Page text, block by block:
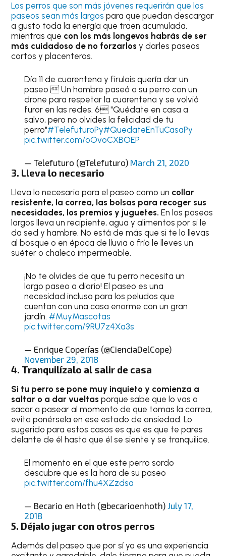
Los perros que son más jóvenes requerirán que los
paseos sean más largospara que puedan descargar
a gusto toda la energía que traen acumulada,
mientras que con los más longevos habrás de ser
más cuidadoso de no forzarlosy darles paseos
cortos y placenteros.
Día 11 de cuarentena y firulais quería dar un
paseo  Un hombre paseó a su perro con un
drone para respetar la cuarentena y se volvió
furor en las redes. 6 "Quédate en casa a
salvo, pero no olvides la felicidad de tu
perro"#TelefuturoPy#QuedateEnTuCasaPy
pic.twitter.com/oOvoCXBOEP
— Telefuturo (@Telefuturo) March 21, 2020
3. Lleva lo necesario
Lleva lo necesario para el paseo como un collar
resistente, la correa, las bolsas para recoger sus
necesidades, los premios y juguetes.En los paseos
largos lleva un recipiente, agua y alimentos por si le
da sed y hambre. No está de más que si te lo llevas
al bosque o en época de lluvia o frío le lleves un
suéter o chaleco impermeable.
¡No te olvides de que tu perro necesita un
largo paseo a diario! El paseo es una
necesidad incluso para los peludos que
cuentan con una casa enorme con un gran
jardín. #MuyMascotas
pic.twitter.com/9RU7z4Xa3s
— Enrique Coperías (@CienciaDelCope)
November 29, 2018
4. Tranquilízalo al salir de casa
Si tu perro se pone muy inquieto y comienza a
saltar o a dar vueltasporque sabe que lo vas a
sacar a pasear al momento de que tomas la correa,
evita ponérsela en ese estado de ansiedad. Lo
sugerido para estos casos es que es que te pares
delante de él hasta que él se siente y se tranquilice.
El momento en el que este perro sordo
descubre que es la hora de su paseo
pic.twitter.com/fhu4XZzdsa
— Becario en Hoth (@becarioenhoth) July 17,
2018
5. Déjalo jugar con otros perros
Además del paseo que por sí ya es una experiencia